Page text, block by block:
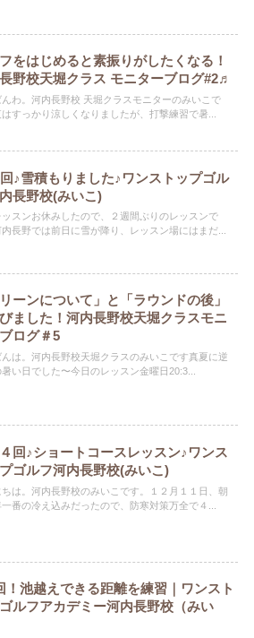
をはじめると素振りがしたくなる！
野校天堀クラス モニターブログ#2♬
んわ。河内長野校 天堀クラスモニターのみいこで
すっかり涼しくなりましたが、打撃練習で暑...
♪雪積もりました♪ワンストップゴル
長野校(みいこ)
ッスンお休みしたので、２週間ぶりのレッスンで
長野では前日に雪が降り、レッスン場にはまだ...
リーンについて」と「ラウンドの後」
ました！河内長野校天堀クラスモニ
ログ＃5
んは。河内長野校天堀クラスのみいこです真夏に逆
暑い日でした〜今日のレッスン金曜日20:3...
回♪ショートコースレッスン♪ワンス
プゴルフ河内長野校(みいこ)
ちは。河内長野校のみいこです。１２月１１日、朝
番の冷え込みだったので、防寒対策万全で４...
！池越えできる距離を練習｜ワンスト
ルフアカデミー河内長野校（みい